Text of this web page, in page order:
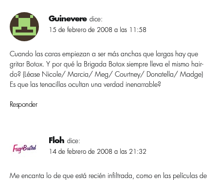
Guinevere dice:
15 de febrero de 2008 a las 11:58
Cuando las caras empiezan a ser más anchas que largas hay que
gritar Botox. Y por qué la Brigada Botox siempre lleva el mismo hair-
do? (Léase Nicole/ Marcia/ Meg/ Courtney/ Donatella/ Madge)
Es que las tenacillas ocultan una verdad inenarrable?
Responder
Floh dice:
14 de febrero de 2008 a las 21:32
Me encanta lo de que está recién infiltrada, como en las pelí­culas de